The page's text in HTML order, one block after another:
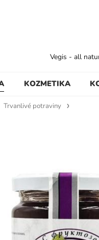
KOZMETIKA
Vegis - all
Trvanlivé potraviny